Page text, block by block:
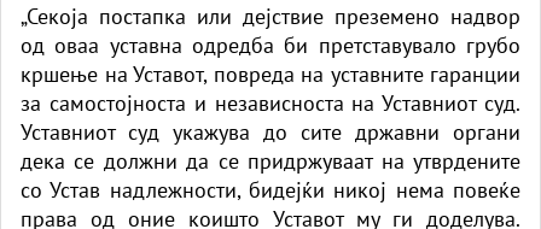
спремаат „ер - тракторите““
„Секоја постапка или дејствие преземено надвор
од оваа уставна одредба би претставувало грубо
кршење на Уставот, повреда на уставните гаранции
за самостојноста и независноста на Уставниот суд.
Уставниот суд укажува до сите државни органи
дека се должни да се придржуваат на утврдените
со Устав надлежности, бидејќи никој нема повеќе
права од оние коишто Уставот му ги доделува.